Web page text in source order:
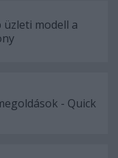
modell a
- Quick